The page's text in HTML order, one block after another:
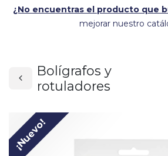
¿No encuentras el producto que
mejorar nuestro
Bolígrafos y
rotuladores
¡Nuevo!